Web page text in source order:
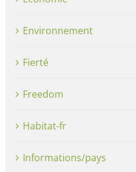
Environnement
Fierté
Freedom
Habitat-fr
Informations/pays